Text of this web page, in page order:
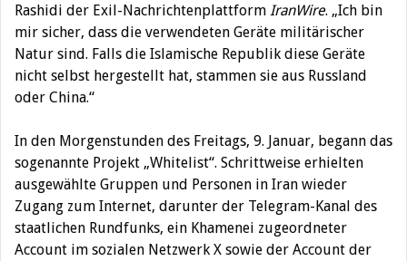
Rashidi der Exil-Nachrichtenplattform IranWire. „Ich bin
mir sicher, dass die verwendeten Geräte militärischer
Natur sind. Falls die Islamische Republik diese Geräte
nicht selbst hergestellt hat, stammen sie aus Russland
oder China.“
In den Morgenstunden des Freitags, 9. Januar, begann das
sogenannte Projekt „Whitelist“. Schrittweise erhielten
ausgewählte Gruppen und Personen in Iran wieder
Zugang zum Internet, darunter der Telegram-Kanal des
staatlichen Rundfunks, ein Khamenei zugeordneter
Account im sozialen Netzwerk X sowie der Account der